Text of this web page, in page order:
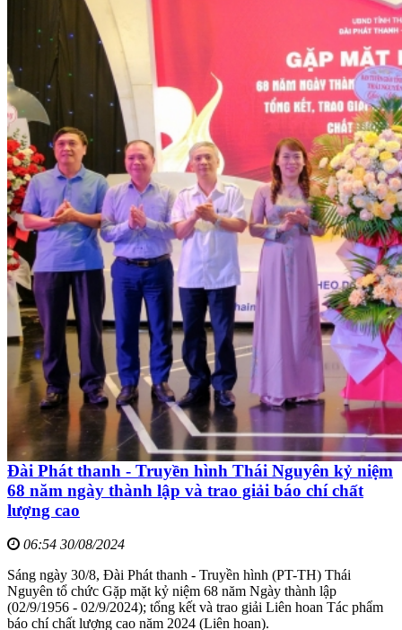
Đài Phát thanh - Truyền hình Thái Nguyên kỷ niệm
68 năm ngày thành lập và trao giải báo chí chất
lượng cao
06:54 30/08/2024
Sáng ngày 30/8, Đài Phát thanh - Truyền hình (PT-TH) Thái
Nguyên tổ chức Gặp mặt kỷ niệm 68 năm Ngày thành lập
(02/9/1956 - 02/9/2024); tổng kết và trao giải Liên hoan Tác phẩm
báo chí chất lượng cao năm 2024 (Liên hoan).